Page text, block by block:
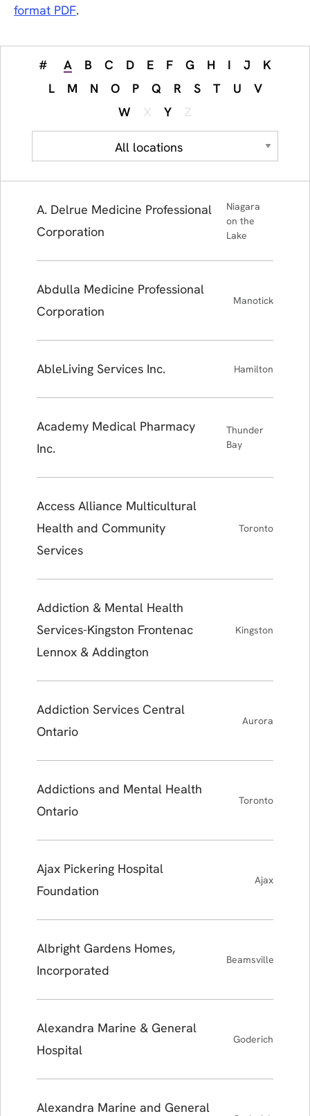
format PDF.
# A
,
selected
B C D E F G H I J
K
L
M N O P Q R S T U
V
W
Y
A. Delrue Medicine Professional
Corporation
Niagara
on the
Lake
Abdulla Medicine Professional
Corporation
Manotick
AbleLiving Services Inc. Hamilton
Academy Medical Pharmacy
Inc.
Thunder
Bay
Access Alliance Multicultural
Health and Community
Services
Toronto
Addiction & Mental Health
Services-Kingston Frontenac
Lennox & Addington
Kingston
Addiction Services Central
Ontario
Aurora
Addictions and Mental Health
Ontario
Toronto
Ajax Pickering Hospital
Foundation
Ajax
Albright Gardens Homes,
Incorporated
Beamsville
Alexandra Marine & General
Hospital
Goderich
Alexandra Marine and General